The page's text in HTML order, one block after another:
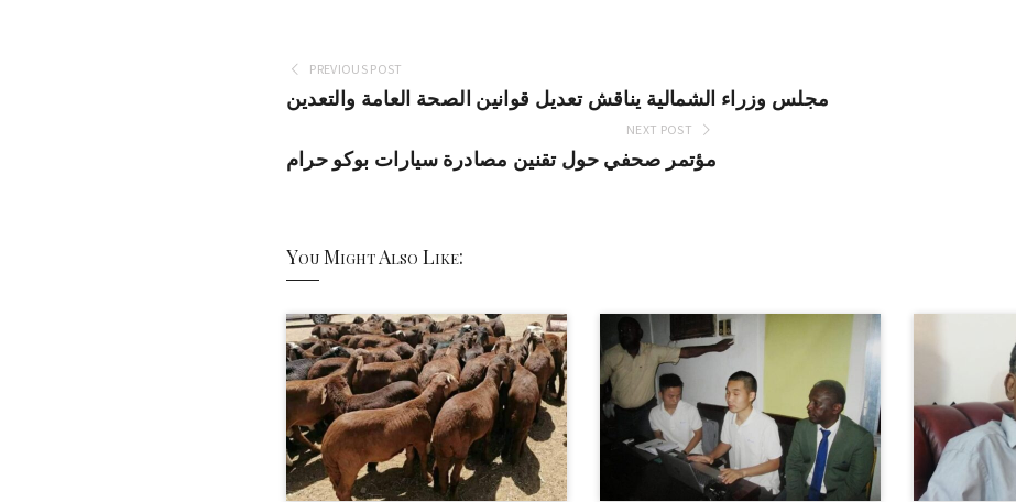
PREVIOUS POST
مجلس وزراء الشمالية يناقش تعديل قوانين الصحة العامة والتعدين
NEXT POST
مؤتمر صحفي حول تقنين مصادرة سيارات بوكو حرام
You Might Also Like: